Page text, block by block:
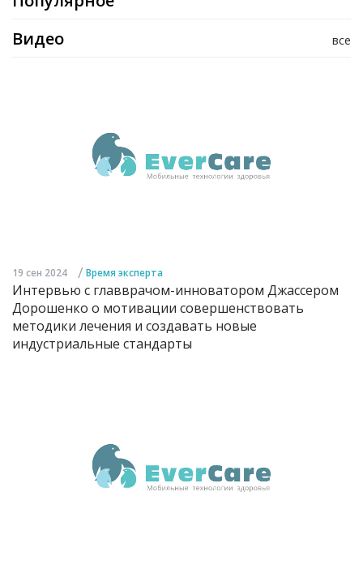
все
Видео
19 сен 2024 / Время эксперта
Интервью с главврачом-инноватором Джассером
Дорошенко о мотивации совершенствовать
методики лечения и создавать новые
индустриальные стандарты